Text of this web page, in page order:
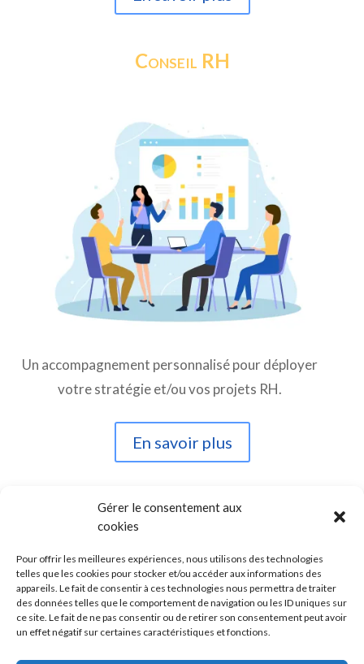
Gérer le consentement aux
cookies
Pour offrir les meilleures expériences, nous utilisons des technologies
telles que les cookies pour stocker et/ou accéder aux informations des
appareils. Le fait de consentir à ces technologies nous permettra de traiter
des données telles que le comportement de navigation ou les ID uniques sur
ce site. Le fait de ne pas consentir ou de retirer son consentement peut avoir
un effet négatif sur certaines caractéristiques et fonctions.
Conseil RH
Un accompagnement personnalisé pour déployer
votre stratégie et/ou vos projets RH.
En savoir plus


